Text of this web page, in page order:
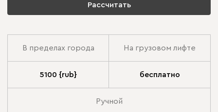
Рассчитать
В пределах города На грузовом лифте
5100 {rub} бесплатно
Ручной